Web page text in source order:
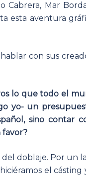
Cabrera, Mar
esta aventura
con sus
lo que todo el
yo- un
sino contar
favor?
doblaje. Por un
el